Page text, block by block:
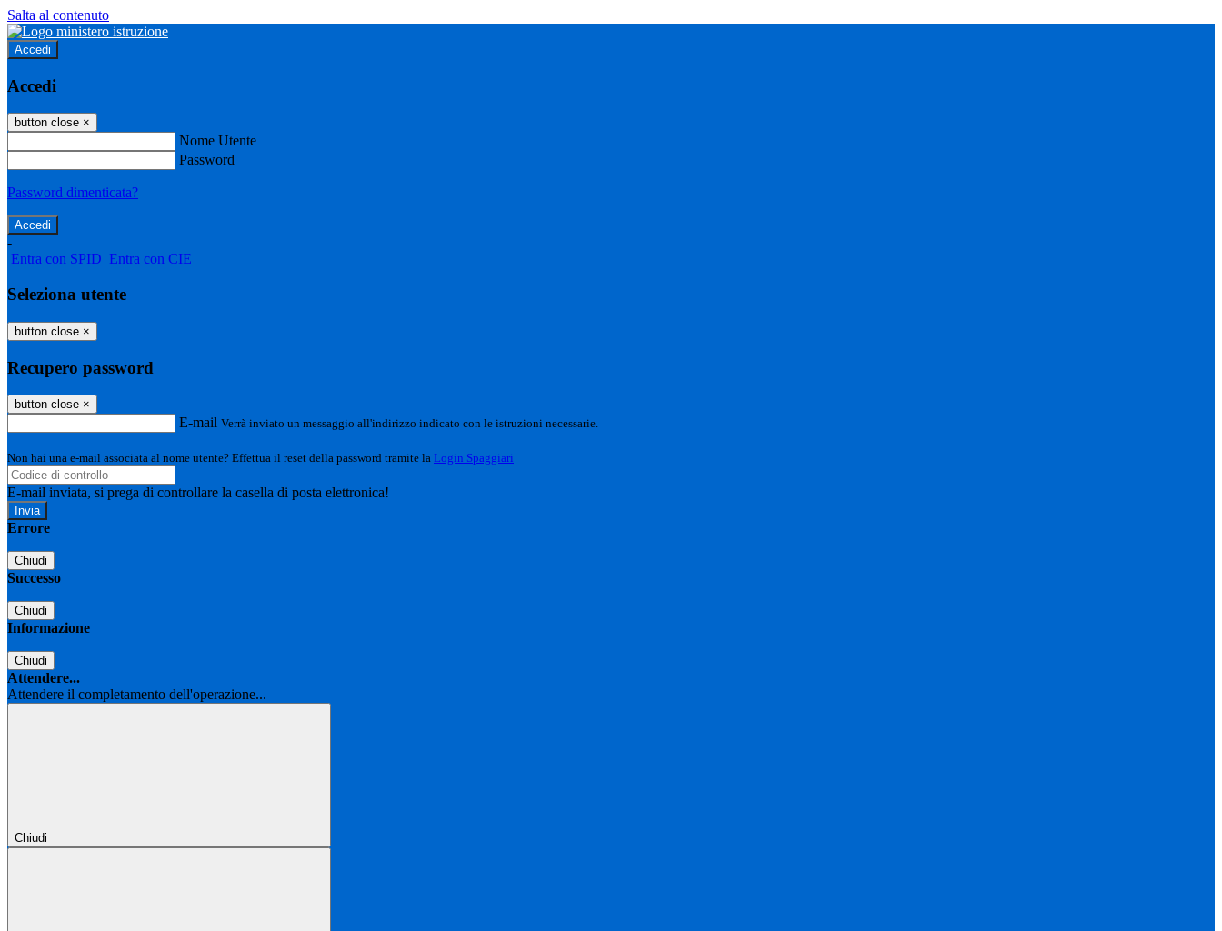
Salta al contenuto
Accedi
Accedi
button close ×
Nome Utente
Password
Password dimenticata?
-
Entra con SPID Entra con CIE
Seleziona utente
button close ×
Recupero password
button close ×
E-mail Verrà inviato un messaggio all'indirizzo indicato con le istruzioni necessarie.
Non hai una e-mail associata al nome utente? Effettua il reset della password tramite la Login Spaggiari
E-mail inviata, si prega di controllare la casella di posta elettronica!
Errore
Chiudi
Successo
Chiudi
Informazione
Chiudi
Attendere...
Attendere il completamento dell'operazione...
Chiudi